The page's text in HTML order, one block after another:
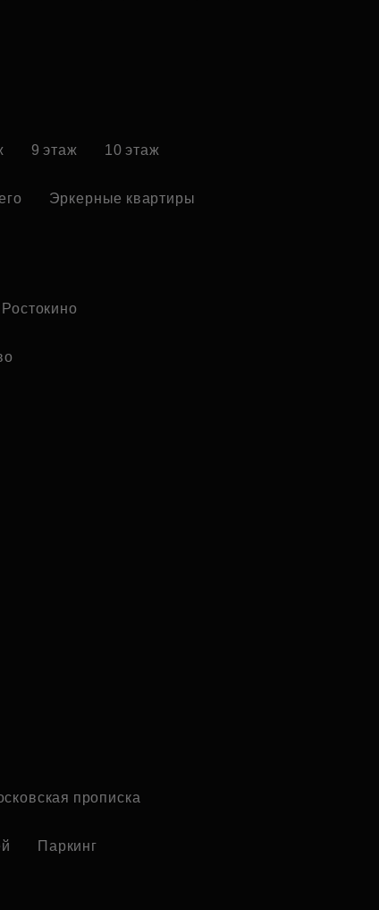
9 этаж 10 этаж
Эркерные квартиры
Ростокино
прописка
Паркинг